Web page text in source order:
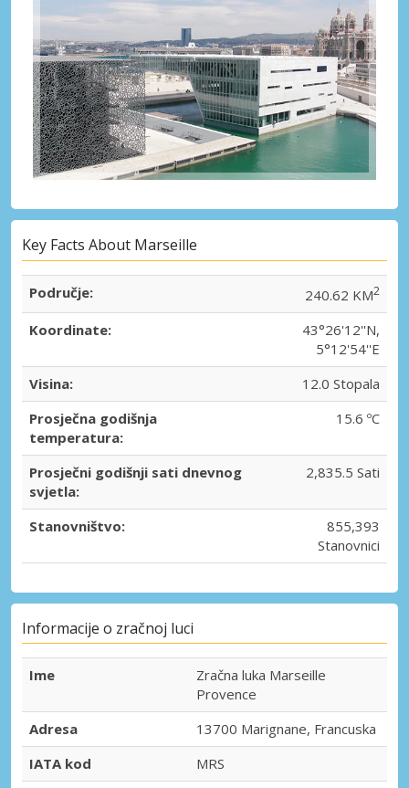
Key Facts About Marseille
Područje: 240.62 KM2
Koordinate:
43°26'12''N,
5°12'54''E
Visina:
12.0 Stopala
Prosječna godišnja
temperatura:
15.6 ºC
Prosječni godišnji sati dnevnog
svjetla:
2,835.5 Sati
Stanovništvo:
855,393
Stanovnici
Informacije o zračnoj luci
Ime
Zračna luka Marseille
Provence
Adresa
13700 Marignane, Francuska
IATA kod
MRS